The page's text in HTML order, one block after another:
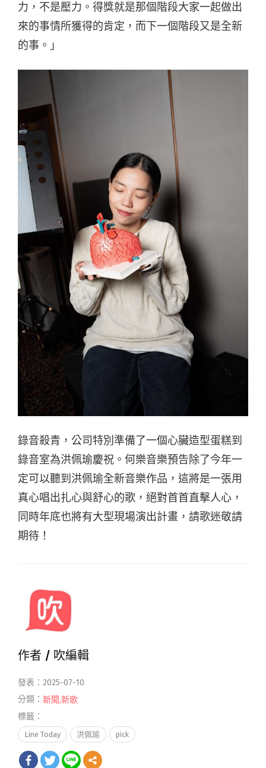
力，不是壓力。得獎就是那個階段大家一起做出
來的事情所獲得的肯定，而下一個階段又是全新
的事。」
錄音殺青，公司特別準備了一個心臟造型蛋糕到
錄音室為洪佩瑜慶祝。何樂音樂預告除了今年一
定可以聽到洪佩瑜全新音樂作品，這將是一張用
真心唱出扎心與舒心的歌，絕對首首直擊人心，
同時年底也將有大型現場演出計畫，請歌迷敬請
期待！
作者 / 吹編輯
發表：2025-07-10
分類： 新聞,新歌
標籤：
Line Today 洪佩瑜 pick